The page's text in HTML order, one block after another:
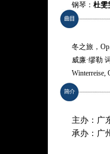
钢琴： 杜雯
冬之旅，
威廉·缪勒
Winterreise,
Composed
2. 风向标
3. 冻泪
主办：广
承办：广